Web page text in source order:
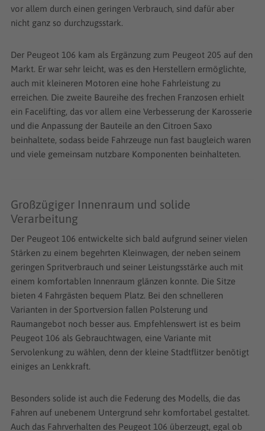
vor allem durch einen geringen Verbrauch, sind dafür aber
nicht ganz so durchzugsstark.
Der Peugeot 106 kam als Ergänzung zum Peugeot 205 auf den
Markt. Er war sehr leicht, was es den Herstellern ermöglichte,
auch mit kleineren Motoren eine hohe Fahrleistung zu
erreichen. Die zweite Baureihe des frechen Franzosen erhielt
ein Facelifting, das vor allem eine Verbesserung der Karosserie
und die Anpassung der Bauteile an den Citroen Saxo
beinhaltete, sodass beide Fahrzeuge nun fast baugleich waren
und viele gemeinsam nutzbare Komponenten beinhalteten.
Großzügiger Innenraum und solide
Verarbeitung
Der Peugeot 106 entwickelte sich bald aufgrund seiner vielen
Stärken zu einem begehrten Kleinwagen, der neben seinem
geringen Spritverbrauch und seiner Leistungsstärke auch mit
einem komfortablen Innenraum glänzen konnte. Die Sitze
bieten 4 Fahrgästen bequem Platz. Bei den schnelleren
Varianten in der Sportversion fallen Polsterung und
Raumangebot noch besser aus. Empfehlenswert ist es beim
Peugeot 106 als Gebrauchtwagen, eine Variante mit
Servolenkung zu wählen, denn der kleine Stadtflitzer benötigt
einiges an Lenkkraft.
Besonders solide ist auch die Federung des Modells, die das
Fahren auf unebenem Untergrund sehr komfortabel gestaltet.
Auch das Fahrverhalten des Peugeot 106 überzeugt, egal ob